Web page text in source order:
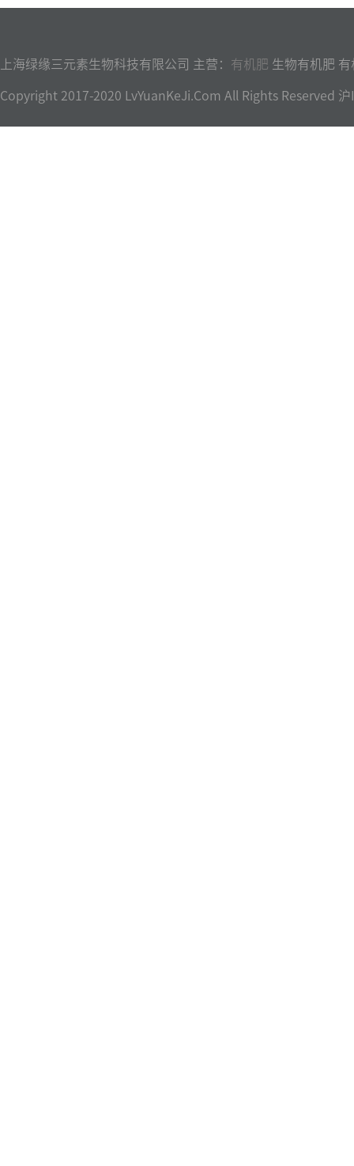
上海绿缘三元素生物科技有限公司 主营： 有机肥 生物有机肥
Copyright 2017-2020 LvYuanKeJi.Com All Rights Reserved